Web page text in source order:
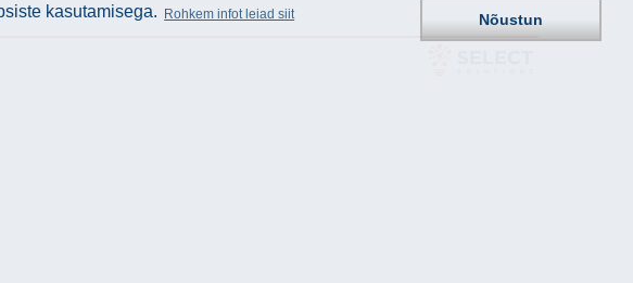
kasutamisega. Rohkem infot leiad siit Nõustun